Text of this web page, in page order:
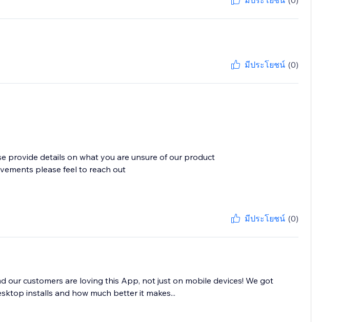
มีประโยชน์ (0)
provide details on what you are unsure of our product
please feel to reach out
มีประโยชน์ (0)
our customers are loving this App, not just on mobile devices! We got
installs and how much better it makes...